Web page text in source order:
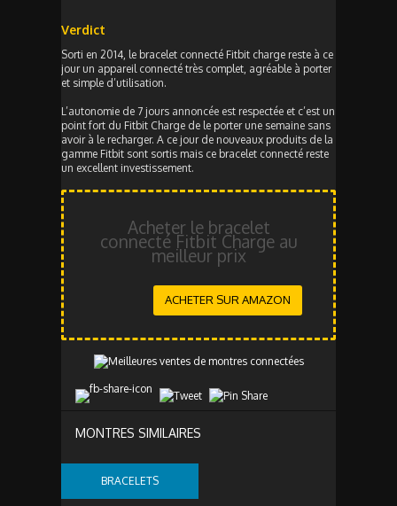
Verdict
Sorti en 2014, le bracelet connecté Fitbit charge reste à ce
jour un appareil connecté très complet, agréable à porter
et simple d’utilisation.
L’autonomie de 7 jours annoncée est respectée et c’est un
point fort du Fitbit Charge de le porter une semaine sans
avoir à le recharger. A ce jour de nouveaux produits de la
gamme Fitbit sont sortis mais ce bracelet connecté reste
un excellent investissement.
Acheter le bracelet
connecté Fitbit Charge au
meilleur prix
ACHETER SUR AMAZON
MONTRES SIMILAIRES
BRACELETS